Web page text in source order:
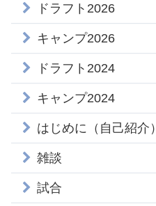
ドラフト2026
キャンプ2026
ドラフト2024
キャンプ2024
はじめに（自己紹介）
雑談
試合